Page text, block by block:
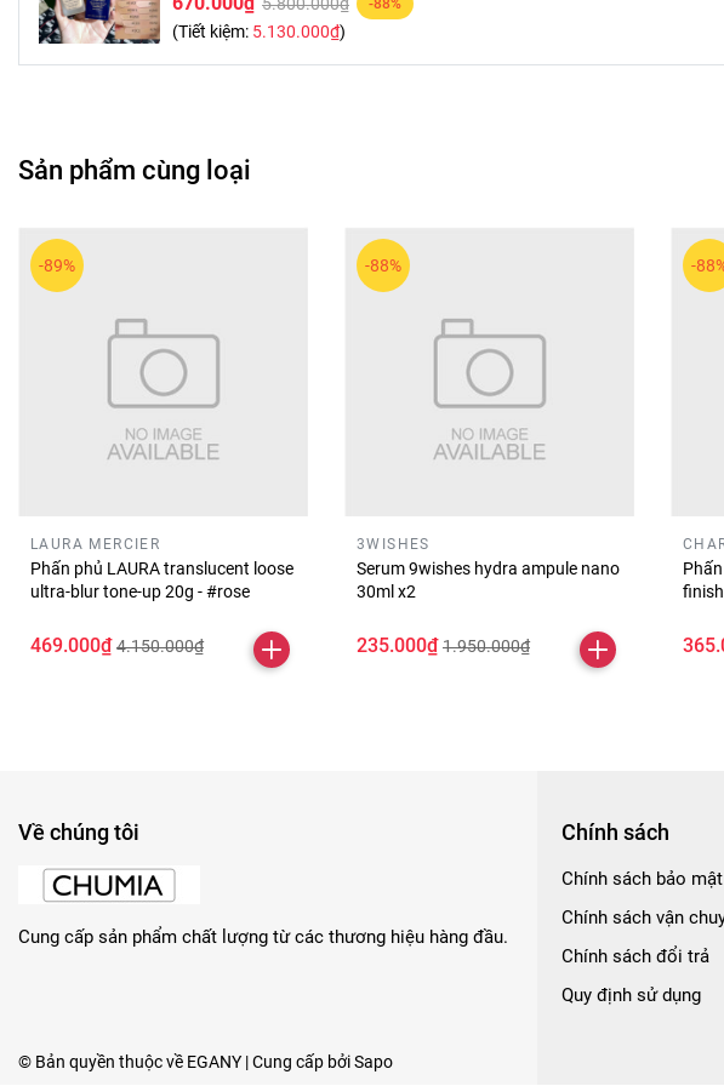
🧴 Thông tin thương hiệu
ESTEE LAUDER là thương hiệu mỹ phẩm cao cấp hàng đầu, nổi bật với các
-88%
(Tiết kiệm: 5.130.000₫)
Sản phẩm cùng loại
-89%
LAURA MERCIER
Phấn phủ LAURA translucent loose
ultra-blur tone-up 20g - #rose
469.000₫ 4.150.000₫
-88%
3WISHES
Serum 9wishes hydra ampule nano
30ml x2
235.000₫ 1.950.000₫
-
Về chúng tôi
Cung cấp sản phẩm chất lượng từ các thương hiệu hàng đầu.
Chính sách
Chính sách bảo mật
Chính sách vận
Chính sách đổi trả
Quy định sử dụng
© Bản quyền thuộc về EGANY | Cung cấp bởiSapo